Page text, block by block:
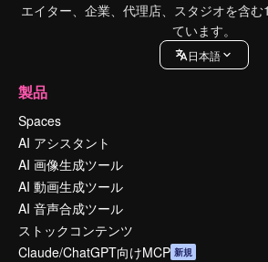
エイター、企業、代理店、スタジオを含
ています。
日本語
製品
Spaces
AI アシスタント
AI 画像生成ツール
AI 動画生成ツール
AI 音声合成ツール
ストックコンテンツ
Claude/ChatGPT向けMCP 新規